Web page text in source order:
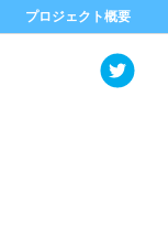
プロジェクト概要